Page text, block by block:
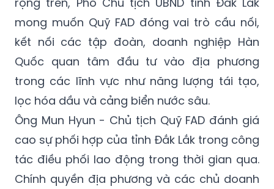
mong muốn Quỹ FAD đóng vai trò cầu nối,
kết nối các tập đoàn, doanh nghiệp Hàn
Quốc quan tâm đầu tư vào địa phương
trong các lĩnh vực như năng lượng tái tạo,
lọc hóa dầu và cảng biển nước sâu.
Ông Mun Hyun - Chủ tịch Quỹ FAD đánh giá
cao sự phối hợp của tỉnh Đắk Lắk trong công
tác điều phối lao động trong thời gian qua.
Chính quyền địa phương và các chủ doanh